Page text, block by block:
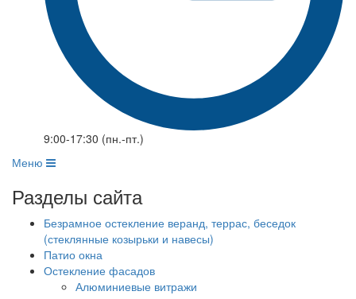
9:00-17:30 (пн.-пт.)
Меню
Разделы сайта
Безрамное остекление веранд, террас, беседок
(стеклянные козырьки и навесы)
Патио окна
Остекление фасадов
Алюминиевые витражи